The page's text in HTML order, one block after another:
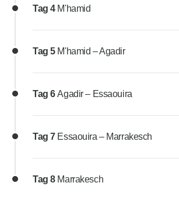
Tag 4 M'hamid
Tag 5 M'hamid – Agadir
Tag 6Agadir – Essaouira
Tag 7 Essaouira – Marrakesch
Tag 8 Marrakesch